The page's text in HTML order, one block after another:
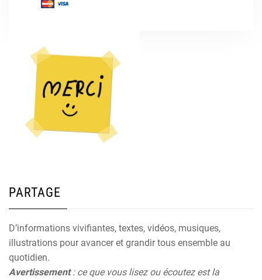
PARTAGE
D’informations vivifiantes, textes, vidéos, musiques,
illustrations pour avancer et grandir tous ensemble au
quotidien.
Avertissement: ce que vous lisez ou écoutez est la